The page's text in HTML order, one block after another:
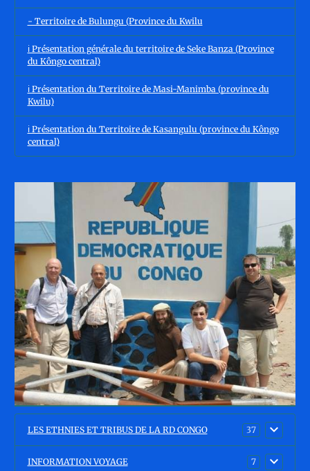
- Territoire de Bulungu (Province du Kwilu
ℹ️ Présentation générale du territoire de Seke Banza (Province
du Kôngo central)
ℹ️ Présentation du Territoire de Masi-Manimba (province du
Kwilu)
ℹ️ Présentation du Territoire de Kasangulu (province du Kôngo
central)
LES ETHNIES ET TRIBUS DE LA RD CONGO 37
INFORMATION VOYAGE 7